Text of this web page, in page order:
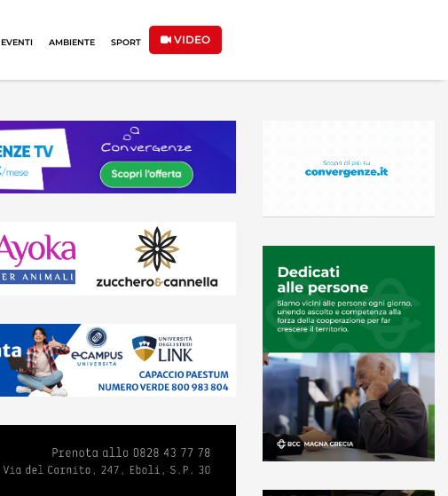
EVENTI AMBIENTE SPORT VIDEO